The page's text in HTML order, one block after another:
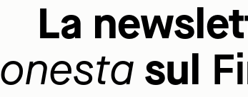
La
onesta sul